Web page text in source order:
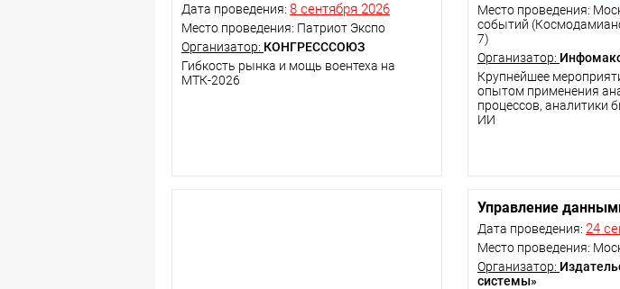
Дата проведения: 8 сентября 2026
Место проведения: Патриот Экспо
Организатор: КОНГРЕСССОЮЗ
Гибкость рынка и мощь воентеха на
МТК-2026
Место проведения:
событий
7)
Организатор:
Крупнейшее
опытом применения
процессов, аналитики
ИИ
Управление
Дата проведения: 24
Место проведения:
Организатор:
системы»